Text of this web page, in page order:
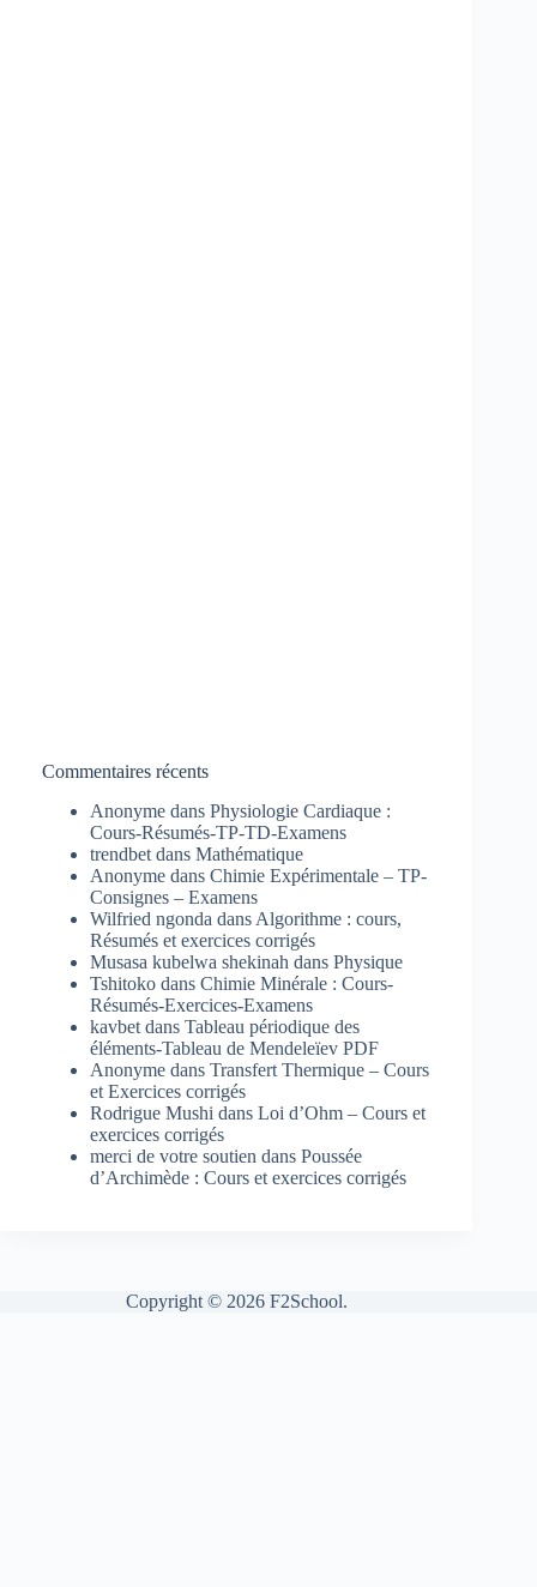
Commentaires récents
Anonyme dans Physiologie Cardiaque :
Cours-Résumés-TP-TD-Examens
trendbet dans Mathématique
Anonyme dans Chimie Expérimentale – TP-
Consignes – Examens
Wilfried ngonda dans Algorithme : cours,
Résumés et exercices corrigés
Musasa kubelwa shekinah dans Physique
Tshitoko dans Chimie Minérale : Cours-
Résumés-Exercices-Examens
kavbet dans Tableau périodique des
éléments-Tableau de Mendeleïev PDF
Anonyme dans Transfert Thermique – Cours
et Exercices corrigés
Rodrigue Mushi dans Loi d’Ohm – Cours et
exercices corrigés
merci de votre soutien dans Poussée
d’Archimède : Cours et exercices corrigés
Copyright © 2026 F2School.